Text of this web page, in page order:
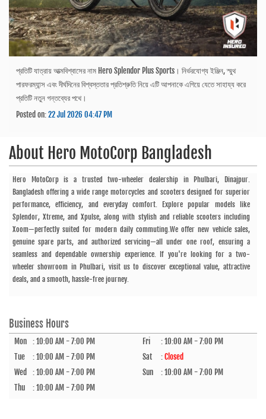
প্রতিটি যাত্রায় আত্মবিশ্বাসের নাম Hero Splendor Plus Sports। নির্ভরযোগ্য ইঞ্জিন, স্মুথ
পারফরম্যান্স এবং দীর্ঘদিনের বিশ্বস্ততার প্রতিশ্রুতি নিয়ে এটি আপনাকে এগিয়ে যেতে সাহায্য করে
প্রতিটি নতুন গন্তব্যের পথে।
Posted on:22 Jul 2026 04:47 PM
About Hero MotoCorp Bangladesh
Hero MotoCorp is a trusted two-wheeler dealership in Phulbari, Dinajpur.
Bangladesh offering a wide range motorcycles and scooters designed for superior
performance, efficiency, and everyday comfort. Explore popular models like
Splendor, Xtreme, and Xpulse, along with stylish and reliable scooters including
Xoom—perfectly suited for modern daily commuting.We offer new vehicle sales,
genuine spare parts, and authorized servicing—all under one roof, ensuring a
seamless and dependable ownership experience. If you're looking for a two-
wheeler showroom in Phulbari, visit us to discover exceptional value, attractive
deals, and a smooth, hassle-free journey.
Business Hours
Mon :10:00 AM - 7:00 PM
Tue
:10:00 AM - 7:00 PM
Wed
:10:00 AM - 7:00 PM
Thu
:10:00 AM - 7:00 PM
Fri :10:00 AM - 7:00 PM
Sat
:Closed
Sun
:10:00 AM - 7:00 PM